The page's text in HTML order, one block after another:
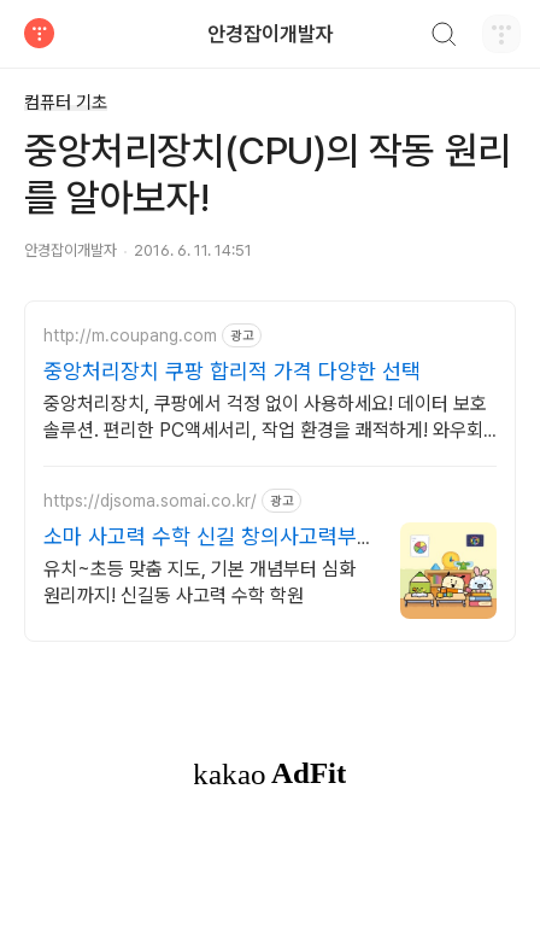
안경잡이개발자
컴퓨터 기초
중앙처리장치(CPU)의 작동 원리
를 알아보자!
안경잡이개발자 2016. 6. 11. 14:51
http://m.coupang.com 광고
중앙처리장치 쿠팡 합리적 가격 다양한 선택
중앙처리장치, 쿠팡에서 걱정 없이 사용하세요! 데이터 보호
솔루션. 편리한 PC액세서리, 작업 환경을 쾌적하게! 와우회
https://djsoma.somai.co.kr/ 광고
소마 사고력 수학 신길 창의사고력부터
문제해결력까지
유치~초등 맞춤 지도, 기본 개념부터 심화
원리까지! 신길동 사고력 수학 학원